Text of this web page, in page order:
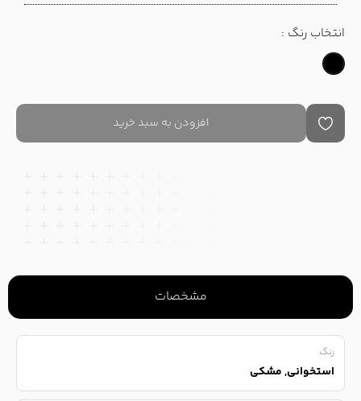
انتخاب رنگ :
افزودن به سبد خرید
مشخصات
رنگ
استخوانی, مشکی